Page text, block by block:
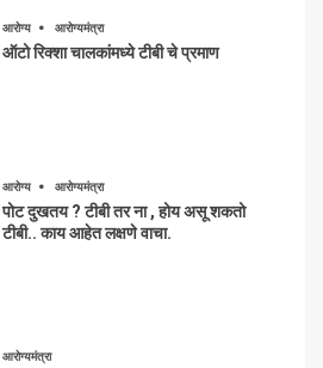
आरोग्य आरोग्यमंत्रा
ऑटो रिक्शा चालकांमध्ये टीबी चे प्रमाण
आरोग्य आरोग्यमंत्रा
पोट दुखतय ? टीबी तर ना , होय असू शकतो
टीबी.. काय आहेत लक्षणे वाचा.
आरोग्यमंत्रा